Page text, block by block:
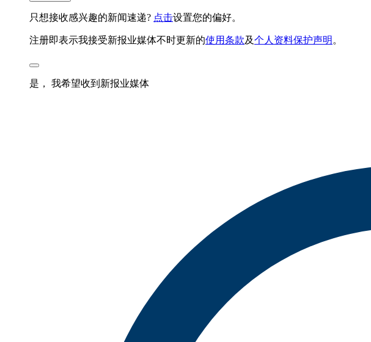
只想接收感兴趣的新闻速递? 点击设置您的偏好。
注册即表示我接受新报业媒体不时更新的使用条款及个人资料保护声明 。
是， 我希望收到新报业媒体